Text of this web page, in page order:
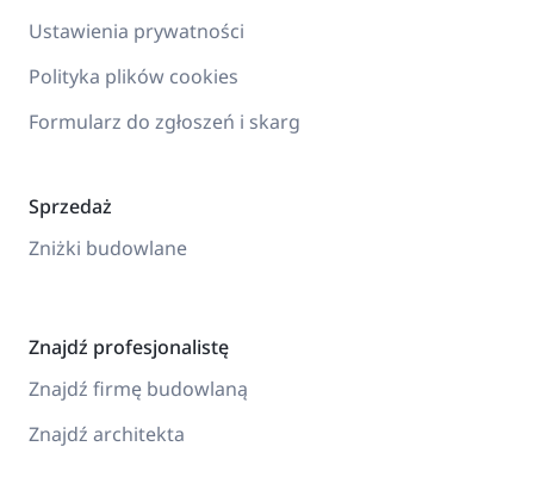
Ustawienia prywatności
Polityka plików cookies
Formularz do zgłoszeń i skarg
Sprzedaż
Zniżki budowlane
Znajdź profesjonalistę
Znajdź firmę budowlaną
Znajdź architekta